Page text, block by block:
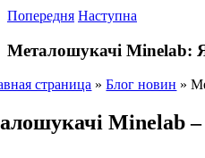
Попередня Наступна
Металошукачі Minelab:
страница »Блог новин »
Minelab –